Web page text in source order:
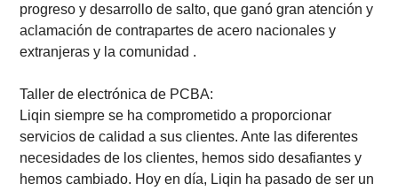
progreso y desarrollo de salto, que ganó gran atención y
aclamación de contrapartes de acero nacionales y
extranjeras y la comunidad .
Taller de electrónica de PCBA:
Liqin siempre se ha comprometido a proporcionar
servicios de calidad a sus clientes. Ante las diferentes
necesidades de los clientes, hemos sido desafiantes y
hemos cambiado. Hoy en día, Liqin ha pasado de ser un